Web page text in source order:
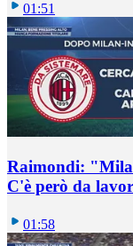
01:51
Raimondi:
C'è però da
01:58